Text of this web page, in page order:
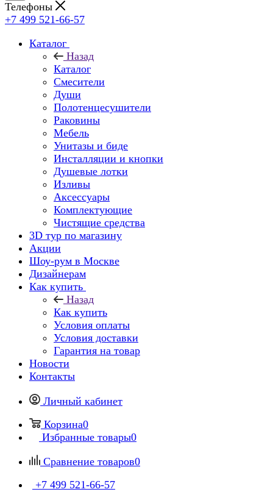
Телефоны
+7 499 521-66-57
Каталог
Назад
Каталог
Смесители
Души
Полотенцесушители
Раковины
Мебель
Унитазы и биде
Инсталляции и кнопки
Душевые лотки
Изливы
Аксессуары
Комплектующие
Чистящие средства
3D тур по магазину
Акции
Шоу-рум в Москве
Дизайнерам
Как купить
Назад
Как купить
Условия оплаты
Условия доставки
Гарантия на товар
Новости
Контакты
Личный кабинет
Корзина0
Избранные товары0
Сравнение товаров0
+7 499 521-66-57